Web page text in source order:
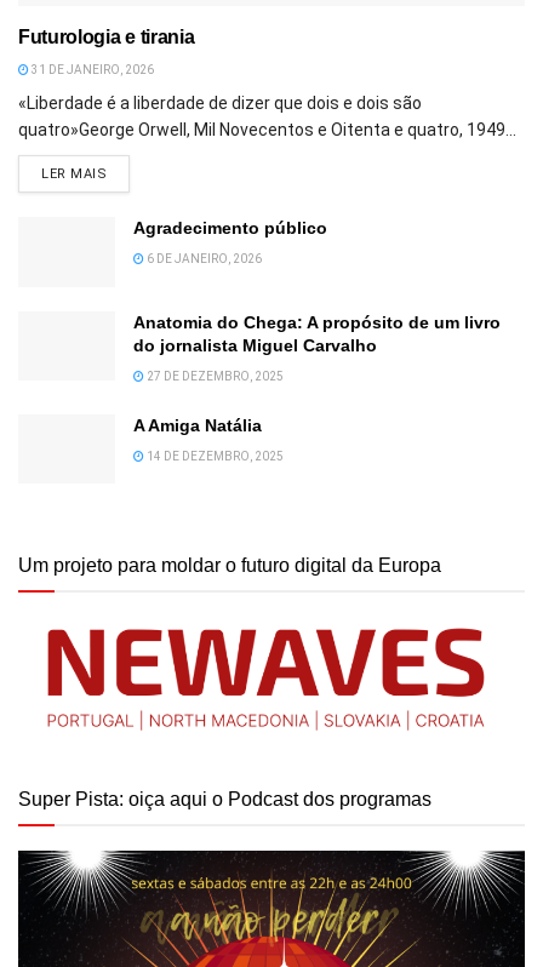
Futurologia e tirania
31 DE JANEIRO, 2026
«Liberdade é a liberdade de dizer que dois e dois são
quatro»George Orwell, Mil Novecentos e Oitenta e quatro, 1949...
LER MAIS
Agradecimento público
6 DE JANEIRO, 2026
Anatomia do Chega: A propósito de um livro
do jornalista Miguel Carvalho
27 DE DEZEMBRO, 2025
A Amiga Natália
14 DE DEZEMBRO, 2025
Um projeto para moldar o futuro digital da Europa
Super Pista: oiça aqui o Podcast dos programas